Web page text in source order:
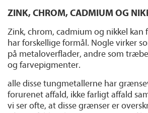
ZINK, CHROM, CADMIUM OG
Zink, chrom, cadmium og nikkel kan
har forskellige formål. Nogle virker
på metaloverflader, andre som
og farvepigmenter.
alle disse tungmetallerne har
forurenet affald, ikke farligt affald
vi ser ofte, at disse grænser er